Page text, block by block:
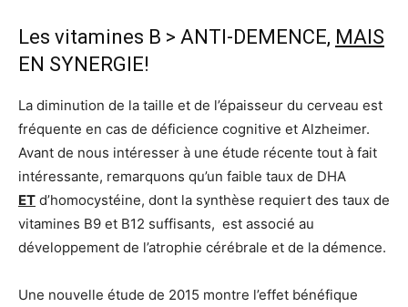
Les vitamines B > ANTI-DEMENCE, MAIS
EN SYNERGIE!
La diminution de la taille et de l’épaisseur du cerveau est
fréquente en cas de déficience cognitive et Alzheimer.
Avant de nous intéresser à une étude récente tout à fait
intéressante, remarquons qu’un faible taux de DHA
ET d’homocystéine, dont la synthèse requiert des taux de
vitamines B9 et B12 suffisants, est associé au
développement de l’atrophie cérébrale et de la démence.
Une nouvelle étude de 2015 montre l’effet bénéfique